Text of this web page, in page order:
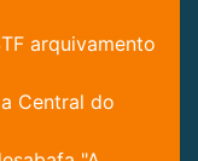
arquivamento
Central do